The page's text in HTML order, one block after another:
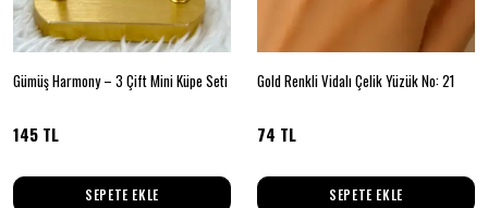
Gümüş Harmony – 3 Çift Mini Küpe Seti
145 TL
SEPETE EKLE
Gold Renkli Vidalı Çelik Yüzük No: 21
74 TL
SEPETE EKLE